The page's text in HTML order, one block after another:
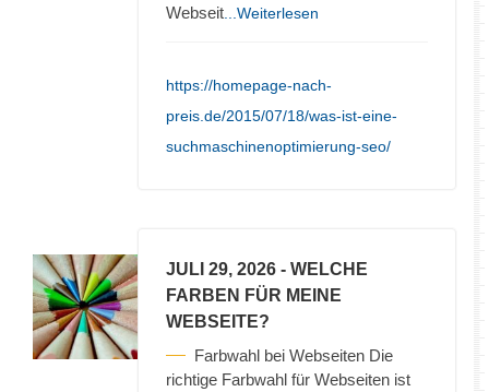
Webseit ...Weiterlesen
https://homepage-nach-
preis.de/2015/07/18/was-ist-eine-
suchmaschinenoptimierung-seo/
JULI 29, 2026 - WELCHE
FARBEN FÜR MEINE
WEBSEITE?
Farbwahl bei Webseiten Die
richtige Farbwahl für Webseiten ist